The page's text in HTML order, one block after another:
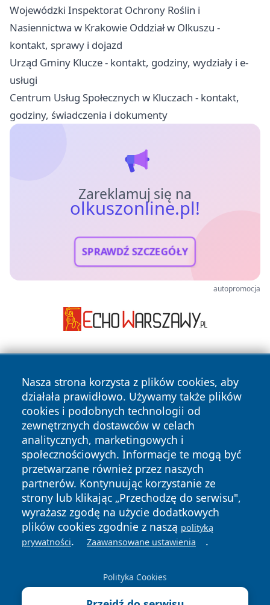
Wojewódzki Inspektorat Ochrony Roślin i
Nasiennictwa w Krakowie Oddział w Olkuszu -
kontakt, sprawy i dojazd
Urząd Gminy Klucze - kontakt, godziny, wydziały i e-
usługi
Centrum Usług Społecznych w Kluczach - kontakt,
godziny, świadczenia i dokumenty
Zareklamuj się na
olkuszonline.pl!
SPRAWDŹ SZCZEGÓŁY
autopromocja
Nasza strona korzysta z plików cookies, aby
działała prawidłowo. Używamy także plików
cookies i podobnych technologii od
zewnętrznych dostawców w celach
analitycznych, marketingowych i
społecznościowych. Informacje te mogą być
przetwarzane również przez naszych
partnerów. Kontynuując korzystanie ze
strony lub klikając „Przechodzę do serwisu",
wyrażasz zgodę na użycie dodatkowych
plików cookies zgodnie z naszą polityką
prywatności. Zaawansowane ustawienia .
Polityka Cookies
Copyright © 2026 olkuszonline.pl Wszystkie prawa
zastrzeżone.
News Autorzy
Polityka
Prywatności
Polityka
Cookies